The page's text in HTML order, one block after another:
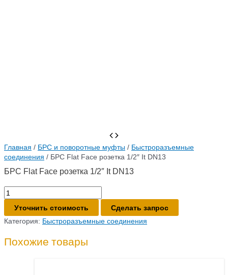
Главная / БРС и поворотные муфты / Быстроразъемные
соединения / БРС Flat Face розетка 1/2″ It DN13
БРС Flat Face розетка 1/2″ It DN13
Количество
товара
БРС
Flat
розетка
1/2"
Уточнить стоимость
Сделать запрос
Категория: Быстроразъемные соединения
Похожие товары